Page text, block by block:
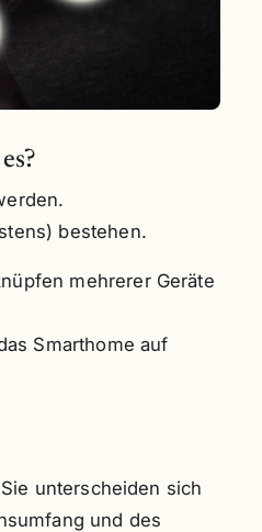
bestehen.
mehrerer Geräte
Smarthome auf
unterscheiden sich
und des